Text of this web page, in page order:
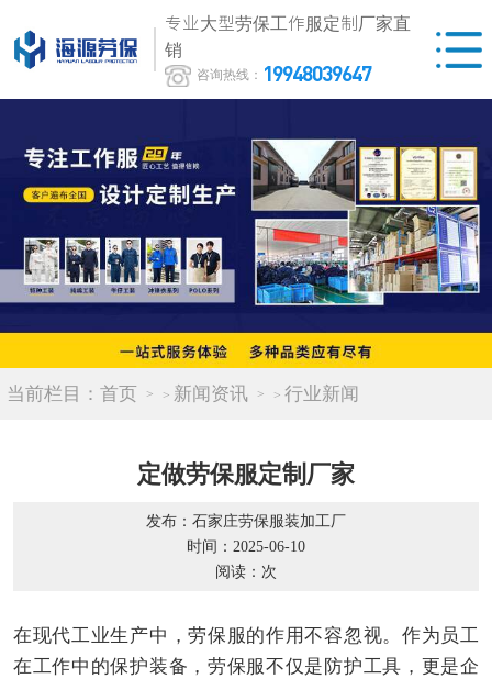
专业大型劳保工作服定制厂家直
销
咨询热线： 19948039647
当前栏目： 首页 > 新闻资讯 > 行业新闻
定做劳保服定制厂家
发布：石家庄劳保服装加工厂
时间：2025-06-10
阅读： 次
在现代工业生产中，劳保服的作用不容忽视。作为员工
在工作中的保护装备，劳保服不仅是防护工具，更是企